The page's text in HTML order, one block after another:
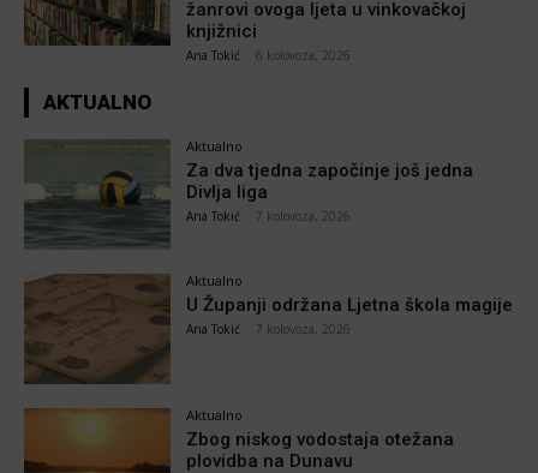
žanrovi ovoga ljeta u vinkovačkoj
knjižnici
Ana Tokić 6 kolovoza, 2026
AKTUALNO
Aktualno
Za dva tjedna započinje još jedna
Divlja liga
Ana Tokić 7 kolovoza, 2026
Aktualno
U Županji održana Ljetna škola magije
Ana Tokić 7 kolovoza, 2026
Aktualno
Zbog niskog vodostaja otežana
plovidba na Dunavu